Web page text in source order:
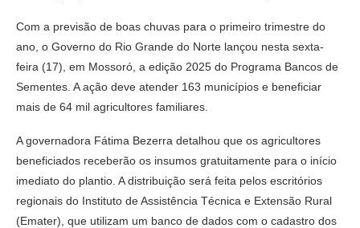
Com a previsão de boas chuvas para o primeiro trimestre do
ano, o Governo do Rio Grande do Norte lançou nesta sexta-
feira (17), em Mossoró, a edição 2025 do Programa Bancos de
Sementes. A ação deve atender 163 municípios e beneficiar
mais de 64 mil agricultores familiares.
A governadora Fátima Bezerra detalhou que os agricultores
beneficiados receberão os insumos gratuitamente para o início
imediato do plantio. A distribuição será feita pelos escritórios
regionais do Instituto de Assistência Técnica e Extensão Rural
(Emater), que utilizam um banco de dados com o cadastro dos